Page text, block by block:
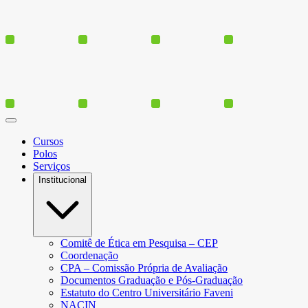
Cursos
Polos
Serviços
Institucional
Comitê de Ética em Pesquisa – CEP
Coordenação
CPA – Comissão Própria de Avaliação
Documentos Graduação e Pós-Graduação
Estatuto do Centro Universitário Faveni
NACIN